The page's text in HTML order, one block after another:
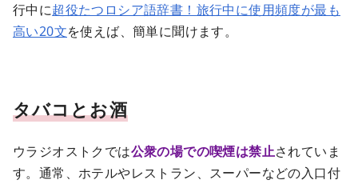
行中に超役たつロシア語辞書！旅行中に使用頻度が最も
高い20文を使えば、簡単に聞けます。
タバコとお酒
ウラジオストクでは公衆の場での喫煙は禁止されていま
す。通常、ホテルやレストラン、スーパーなどの入口付